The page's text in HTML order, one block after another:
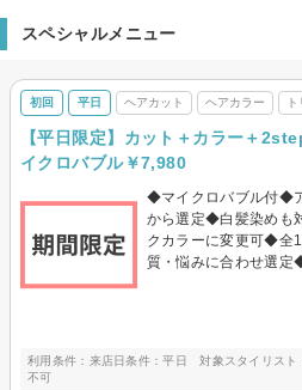
スペシャルメニュー
初回 平日 ヘアカット ヘアカラー
【平日限定】カット＋カラー＋
イクロバブル￥7,980
◆マイクロバブル付◆
から選定◆白髪染めも
クカラーに変更可◆全
質・悩みに合わせ選
利用条件：来店日条件：平日 対象スタイリス
不可